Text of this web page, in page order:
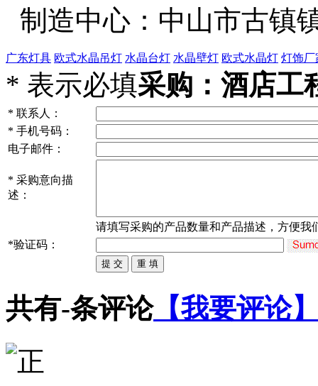
制造中心：中山市古镇
广东灯具 欧式水晶吊灯 水晶台灯 水晶壁灯 欧式水晶灯 灯饰厂
* 表示必填采购：酒店工
* 联系人：
* 手机号码：
电子邮件：
* 采购意向描
述：
请填写采购的产品数量和产品描述，方便我
*验证码：
共有-条评论【我要评论